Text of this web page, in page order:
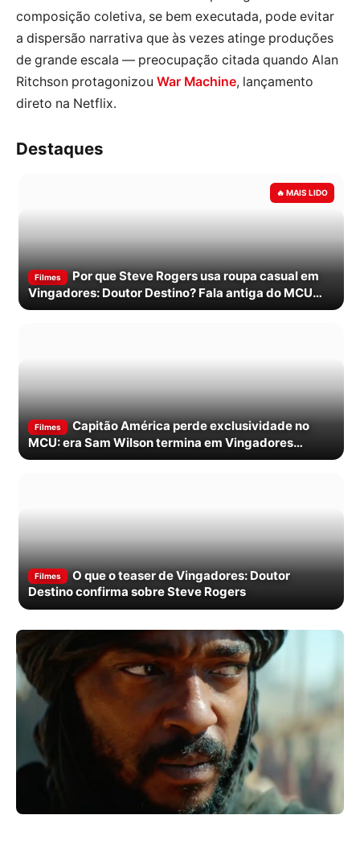
composição coletiva, se bem executada, pode evitar
a dispersão narrativa que às vezes atinge produções
de grande escala — preocupação citada quando Alan
Ritchson protagonizou War Machine, lançamento
direto na Netflix.
Destaques
Filmes
Por que Steve Rogers usa roupa casual em
Vingadores: Doutor Destino? Fala antiga do MCU
explica
Filmes
Capitão América perde exclusividade no
MCU: era Sam Wilson termina em Vingadores
Doutor Destino
Filmes
O que o teaser de Vingadores: Doutor
Destino confirma sobre Steve Rogers